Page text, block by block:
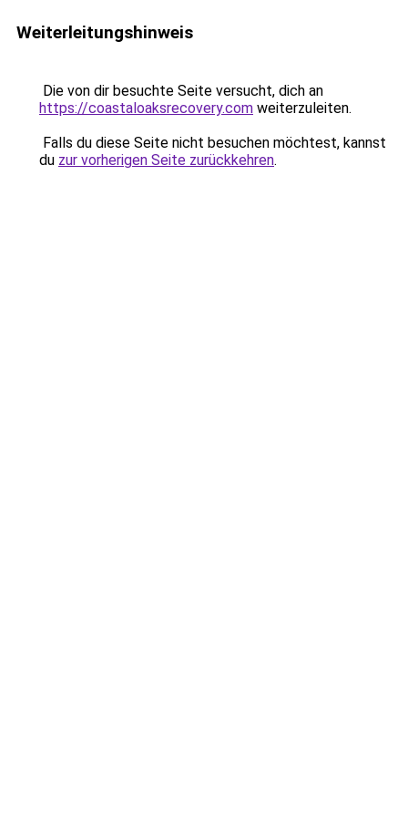
Weiterleitungshinweis
Die von dir besuchte Seite versucht, dich an
https://coastaloaksrecovery.com weiterzuleiten.
Falls du diese Seite nicht besuchen möchtest, kannst
du zur vorherigen Seite zurückkehren.